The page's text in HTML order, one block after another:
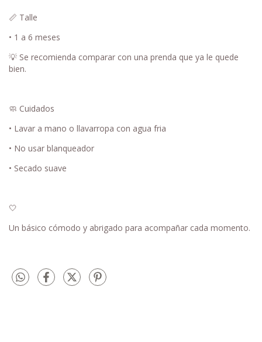
📏 Talle
• 1 a 6 meses
💡 Se recomienda comparar con una prenda que ya le quede
bien.
🧼 Cuidados
• Lavar a mano o llavarropa con agua fria
• No usar blanqueador
• Secado suave
🤍
Un básico cómodo y abrigado para acompañar cada momento.